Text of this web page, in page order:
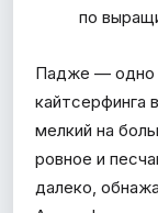
по
Падже — одно
кайтсерфинга
мелкий на
ровное и
далеко,